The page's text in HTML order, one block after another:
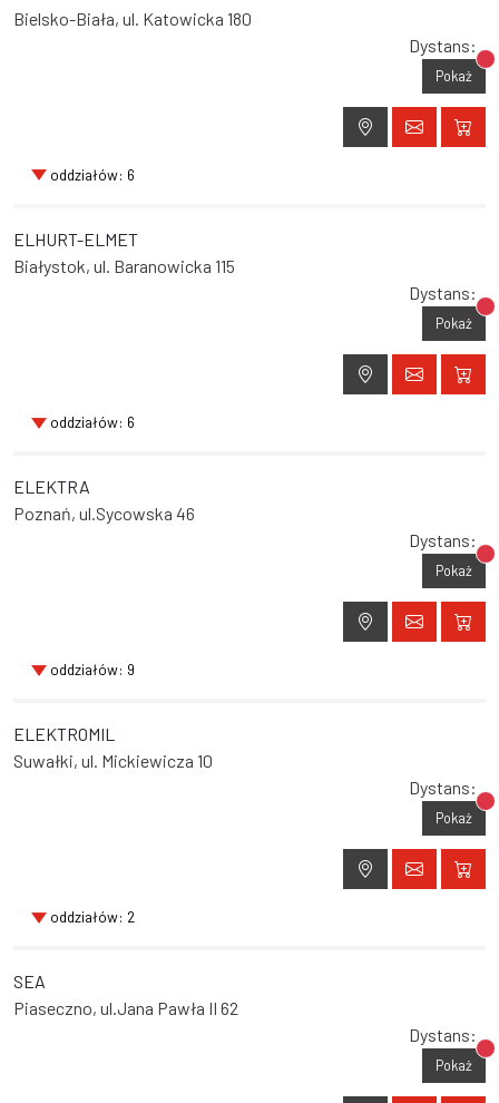
Bielsko-Biała, ul. Katowicka 180
Dystans:
Pokaż
oddziałów: 6
ELHURT-ELMET
Białystok, ul. Baranowicka 115
Dystans:
Pokaż
oddziałów: 6
ELEKTRA
Poznań, ul.Sycowska 46
Dystans:
Pokaż
oddziałów: 9
ELEKTROMIL
Suwałki, ul. Mickiewicza 10
Dystans:
Pokaż
oddziałów: 2
SEA
Piaseczno, ul.Jana Pawła II 62
Dystans:
Pokaż